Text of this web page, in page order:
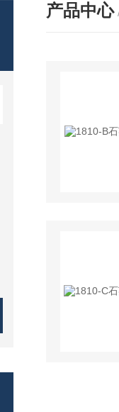
产品中心